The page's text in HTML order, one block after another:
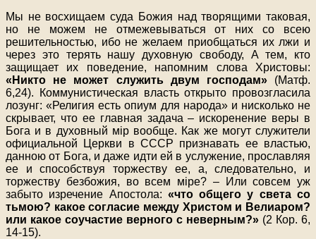
Мы не восхищаем суда Божия над творящими таковая,
но не можем не отмежевываться от них со всею
решительностью, ибо не желаем приобщаться их лжи и
через это терять нашу духовную свободу, А тем, кто
защищает их поведение, напомним слова Христовы:
«Никто не может служить двум господам»(Матф.
6,24). Коммунистическая власть открыто провозгласила
лозунг: «Религия есть опиум для народа» и нисколько не
скрывает, что ее главная задача – искоренение веры в
Бога и в духовный мiр вообще. Как же могут служители
официальной Церкви в СССР признавать ее властью,
данною от Бога, и даже идти ей в услужение, прославляя
ее и способствуя торжеству ее, а, следовательно, и
торжеству безбожия, во всем мiре? – Или совсем уж
забыто изречение Апостола: «что общего у света со
тьмою? какое согласие между Христом и Велиаром?
или какое соучастие верного с неверным?» (2 Кор. 6,
14-15).